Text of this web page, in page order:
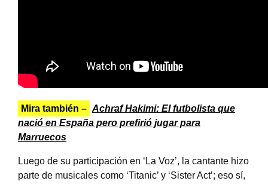
Mira también – Achraf Hakimi: El futbolista que
nació en España pero prefirió jugar para
Marruecos
Luego de su participación en ‘La Voz’, la cantante hizo
parte de musicales como ‘Titanic’ y ‘Sister Act’; eso sí,